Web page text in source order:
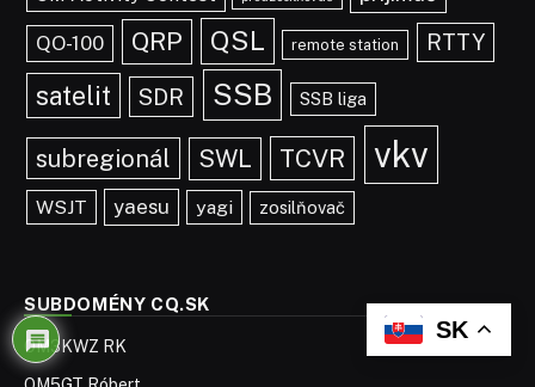
QO-100 QRP QSL remote station RTTY
satelit SDR SSB SSB liga
subregionál SWL TCVR vkv
WSJT yaesu yagi zosilňovač
SUBDOMÉNY CQ.SK
OM3KWZ RK
SK